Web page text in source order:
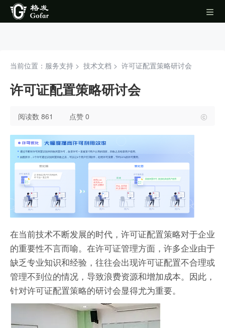
当前位置：服务支持 > 技术文档 > 许可证配置策略研讨会
许可证配置策略研讨会
阅读数 861 点赞 0
在当前技术不断发展的时代，许可证配置策略对于企业
的重要性不言而喻。在许可证管理方面，许多企业由于
缺乏专业知识和经验，往往会出现许可证配置不合理或
管理不到位的情况，导致浪费资源和增加成本。因此，
针对许可证配置策略的研讨会显得尤为重要。